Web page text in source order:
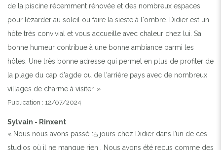
de la piscine récemment rénovée et des nombreux espaces
pour lézarder au soleil ou faire la sieste à l'ombre. Didier est un
hôte très convivial et vous accueille avec chaleur chez lui. Sa
bonne humeur contribue à une bonne ambiance parmi les
hôtes. Une très bonne adresse qui permet en plus de profiter de
la plage du cap d'agde ou de l'arrière pays avec de nombreux
villages de charme à visiter. »
Publication : 12/07/2024
Sylvain - Rinxent
« Nous nous avons passé 15 jours chez Didier dans l’un de ces
studios où il ne manque rien . Nous avons été reçus comme des